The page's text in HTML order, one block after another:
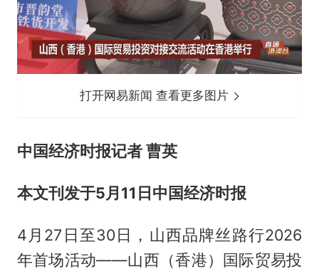
打开网易新闻 查看更多图片
中国经济时报记者 曹英
本文刊发于5月11日中国经济时报
4月27日至30日，山西品牌丝路行2026
年首场活动——山西（香港）国际贸易投